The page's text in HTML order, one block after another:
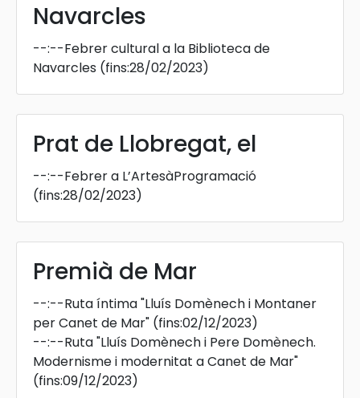
Navarcles
--:--Febrer cultural a la Biblioteca de
Navarcles (fins:28/02/2023)
Prat de Llobregat, el
--:--Febrer a L’ArtesàProgramació
(fins:28/02/2023)
Premià de Mar
--:--Ruta íntima "Lluís Domènech i Montaner
per Canet de Mar" (fins:02/12/2023)
--:--Ruta "Lluís Domènech i Pere Domènech.
Modernisme i modernitat a Canet de Mar"
(fins:09/12/2023)